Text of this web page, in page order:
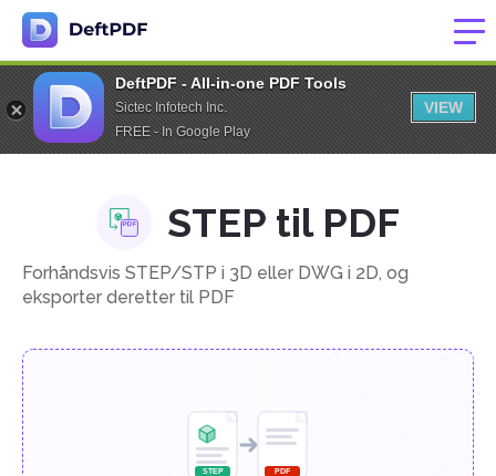
DeftPDF - All-in-one PDF Tools
Sictec Infotech Inc.
FREE - In Google Play
VIEW
STEP til PDF
Forhåndsvis STEP/STP i 3D eller DWG i 2D, og
eksporter deretter til PDF